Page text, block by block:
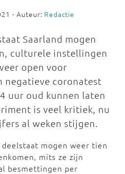
- Auteur: Redactie
Saarland mogen
culturele instellingen
open voor
negatieve coronatest
uur oud kunnen laten
is veel kritiek, nu
al weken stijgen.
mogen weer tien
mits ze zijn
besmettingen per